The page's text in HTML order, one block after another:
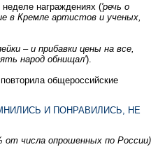
награждениях ('речь о
в Кремле артистов и ученых,
– и прибавки цены на все,
народ обнищал').
общероссийские
И ПОНРАВИЛИСЬ, НЕ
от числа опрошенных по России)